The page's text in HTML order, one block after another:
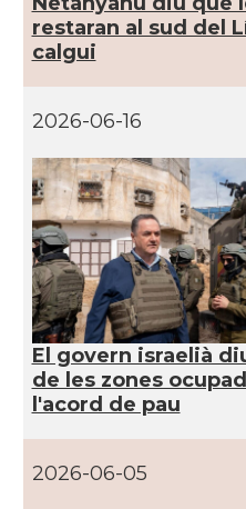
restaran al sud del
calgui
2026-06-16
El govern israelià
de les zones
l'acord de pau
2026-06-05